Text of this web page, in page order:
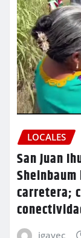
LOCALES
San Juan
carretera;
igavec